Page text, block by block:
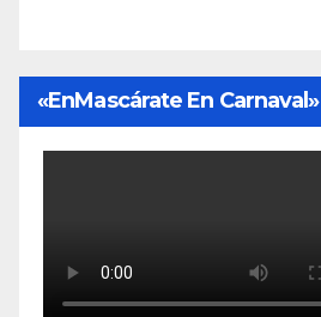
«EnMascárate En Carnaval»